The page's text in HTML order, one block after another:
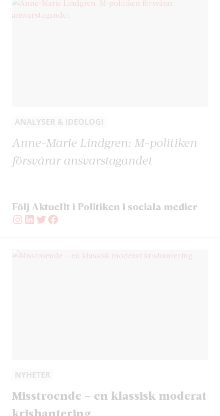
ANALYSER & IDEOLOGI
Anne-Marie Lindgren: M-politiken
försvårar ansvarstagandet
Följ Aktuellt i Politiken i sociala medier
Instagram
LinkedIn
Twitter
Facebook
NYHETER
Misstroende – en klassisk moderat
krishantering